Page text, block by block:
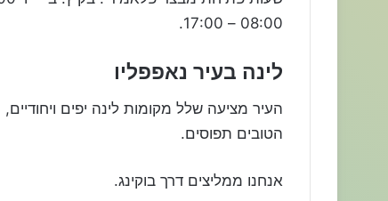
08:00 – 17:00.
לינה בעיר נאפפליו
העיר מציעה שלל מקומות לינה יפים
הטובים תפוסים.
אנחנו ממליצים דרך בוקינג.